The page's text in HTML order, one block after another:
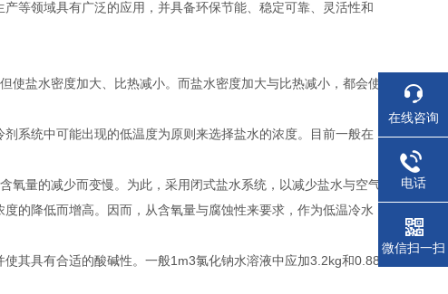
等领域具有广泛的应用，并具备环保节能、稳定可靠、灵活性和
盐水密度加大、比热减小。而盐水密度加大与比热减小，都会使
统中可能出现的低温度为原则来选择盐水的浓度。目前一般在
量的减少而变慢。为此，采用闭式盐水系统，以减少盐水与空气
的降低而增高。因而，从含氧量与腐蚀性来要求，作为低温冷水
具有合适的酸碱性。一般1m3氯化钠水溶液中应加3.2kg和0.88
在线咨询
电话
微信扫一扫